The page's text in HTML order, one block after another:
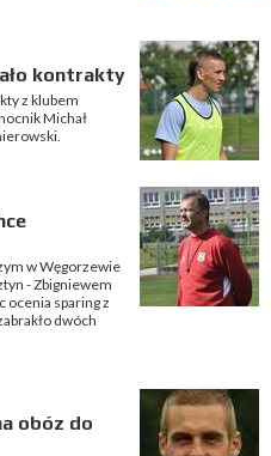
kontrakty
z klubem
Michał
w Węgorzewie
- Zbigniewem
sparing z
dwóch
obóz do